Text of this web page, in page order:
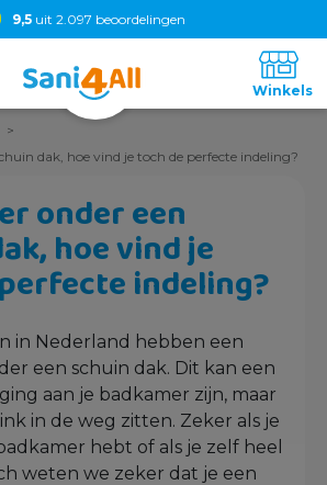
9,5 uit 2.097 beoordelingen
dak, hoe vind je toch de perfecte indeling?
onder een
hoe vind je
indeling?
in Nederland hebben een
een schuin dak. Dit kan een
aan je badkamer zijn, maar
in de weg zitten. Zeker als je
hebt of als je zelf heel
weten we zeker dat je een